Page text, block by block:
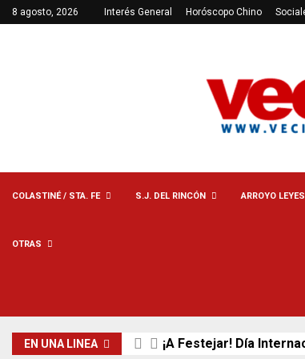
8 agosto, 2026 Interés General Horóscopo Chino
COLASTINÉ / STA. FE S.J. DEL RINCÓN ARROYO LEYES
OTRAS
EN UNA LINEA ¡A Festejar! Día